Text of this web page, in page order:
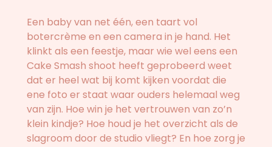
Een baby van net één, een taart vol
botercrème en een camera in je hand. Het
klinkt als een feestje, maar wie wel eens een
Cake Smash shoot heeft geprobeerd weet
dat er heel wat bij komt kijken voordat die
ene foto er staat waar ouders helemaal weg
van zijn. Hoe win je het vertrouwen van zo’n
klein kindje? Hoe houd je het overzicht als de
slagroom door de studio vliegt? En hoe zorg je